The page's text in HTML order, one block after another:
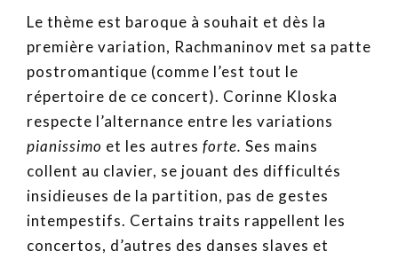
Le thème est baroque à souhait et dès la
première variation, Rachmaninov met sa patte
postromantique (comme l’est tout le
répertoire de ce concert). Corinne Kloska
respecte l’alternance entre les variations
pianissimo et les autres forte. Ses mains
collent au clavier, se jouant des difficultés
insidieuses de la partition, pas de gestes
intempestifs. Certains traits rappellent les
concertos, d’autres des danses slaves et